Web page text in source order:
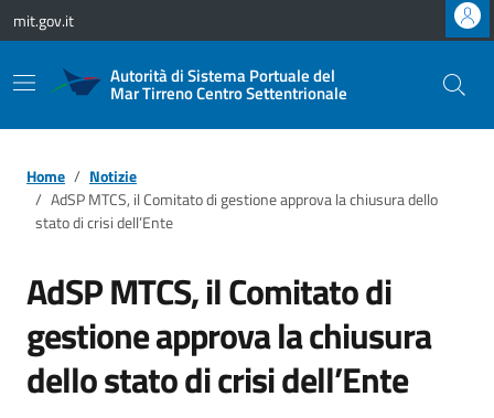
Vai ai contenuti
Vai al footer
mit.gov.it
Autorità di Sistema Portuale del
Mar Tirreno Centro Settentrionale
Home
Notizie
AdSP MTCS, il Comitato di gestione approva la chiusura dello
stato di crisi dell’Ente
AdSP MTCS, il Comitato di
gestione approva la chiusura
dello stato di crisi dell’Ente